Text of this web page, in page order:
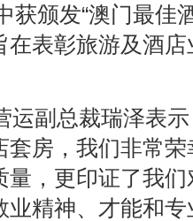
获颁发“澳门最佳
在表彰旅游及酒
运副总裁瑞泽表示
套房，我们非常
量，更印证了我
业精神、才能和